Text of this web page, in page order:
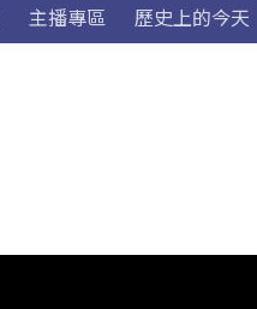
主播專區 歷史上的今天